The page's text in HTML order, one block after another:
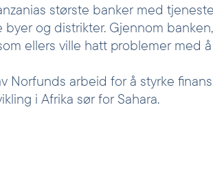
største banker med
og distrikter. Gjennom
ellers ville hatt problemer med
Norfunds arbeid for å styrke
i Afrika sør for Sahara.